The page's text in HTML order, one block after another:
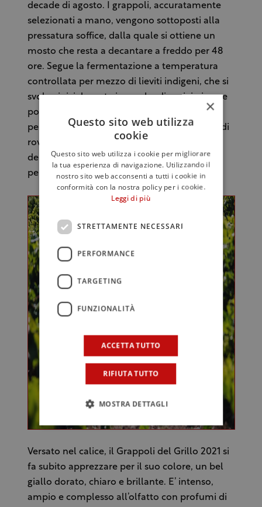
decade di agosto. I grappoli, accuratamente
selezionati a mano, vengono sottoposti alla
pressatura soffice, dalla quale si ottiene un
mosto che resta a decantare a freddo per 48
ore. Segue la fermentazione a temperatura
controllata per mezzo di lieviti indigeni, che si
svolge inizialmente in vasche di acciaio inox e
poi in fusti di rovere francese. Il vino matura
per 10 mesi sui lieviti con batonnage in fusti di
rovere francese di varie dimensioni. Prima
dell’immissione in commercio è previsto un
periodo di affinamento in bottiglia.
Versato nel calice, il Grappoli del Grillo 2021 si
fa subito apprezzare per il suo colore, un bel
giallo dorato, chiaro e brillante. E’ intenso,
ampio e complesso all’olfatto con profumi di
×
Questo sito web utilizza
cookie
Questo sito web utilizza i cookie per migliorare
la tua esperienza di navigazione. Utilizzando il
nostro sito web acconsenti a tutti i cookie in
conformità con la nostra policy per i cookie.
Leggi di più
STRETTAMENTE NECESSARI
PERFORMANCE
TARGETING
FUNZIONALITÀ
ACCETTA TUTTO
RIFIUTA TUTTO
MOSTRA DETTAGLI